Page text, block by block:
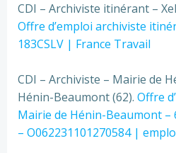
CDI – Archiviste itinérant –
Offre d’emploi archiviste
183CSLV | France Travail
CDI – Archiviste – Mairie de
Hénin-Beaumont (62). Offre
Mairie de Hénin-Beaumont
– O062231101270584 |